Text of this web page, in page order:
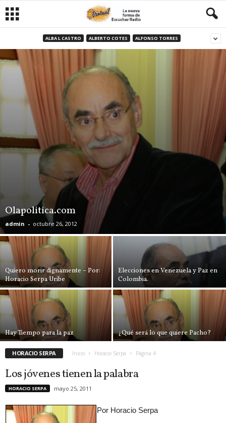
ALBA L CASTRO ALBERTO COTES ALFONSO TORRES
Olapolitica.com
admin - octubre 26, 2012
Quiero morir dignamente – Por:
Horacio Serpa Uribe
Elecciones en Venezuela y Paz en
Colombia.
Hay Tiempo para la paz ¿Qué será lo que quiere Pacho?
HORACIO SERPA Inicio Horacio Serpa Página 4
Los jóvenes tienen la palabra
HORACIO SERPA mayo 25, 2011
Por Horacio Serpa